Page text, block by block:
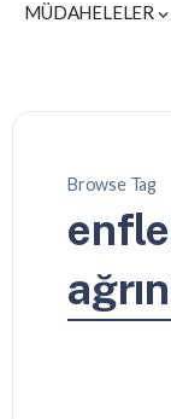
MÜDAHELELER
Browse Tag